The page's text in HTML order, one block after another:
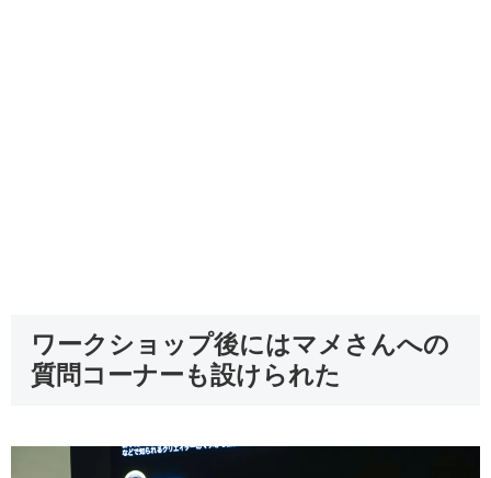
ワークショップ後にはマメさんへの
質問コーナーも設けられた